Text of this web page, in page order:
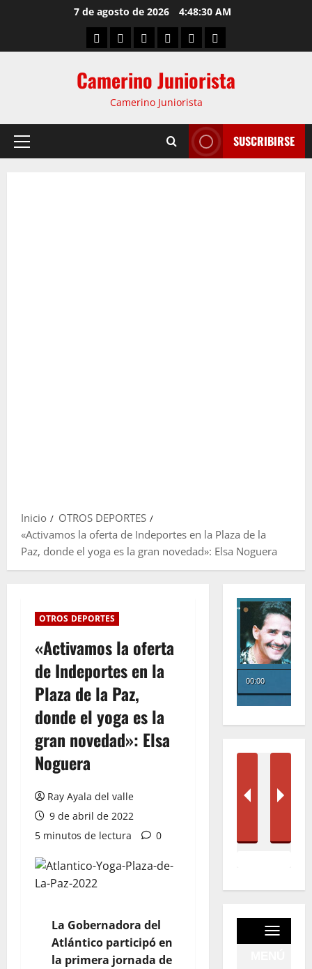
7 de agosto de 2026 4:48:31 AM
Camerino Juniorista
Camerino Juniorista
SUSCRIBIRSE
Inicio
OTROS DEPORTES
«Activamos la oferta de Indeportes en la Plaza de la
Paz, donde el yoga es la gran novedad»: Elsa Noguera
OTROS DEPORTES
«Activamos la oferta
de Indeportes en la
Plaza de la Paz,
donde el yoga es la
gran novedad»: Elsa
Noguera
Ray Ayala del valle
9 de abril de 2022
5 minutos de lectura
0
La Gobernadora del
Atlántico participó en
la primera jornada de